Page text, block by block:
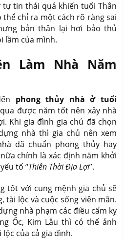
tự tin thái quá khiến tuổi Thân
thể chỉ ra một cách rõ ràng sai
bản thân lại hơi bảo thủ
lầm của mình.
Làm Nhà Năm
phong thủy nhà ở tuổi
được năm tốt nên xây nhà
Khi gia đình gia chủ đã chọn
nhà thì gia chủ nên xem
đã chuẩn phong thủy hay
chính là xác định năm khởi
tố “Thiên Thời Địa Lợi”.
tốt với cung mệnh gia chủ sẽ
tài lộc và cuộc sống viên mãn.
nhà phạm các điều cấm kỵ
Ốc, Kim Lâu thì có thể ảnh
của cả gia đình.